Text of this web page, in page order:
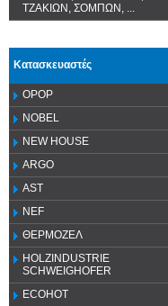
ΤΖΑΚΙΩΝ, ΣΟΜΠΩΝ, ...
Κατασκευαστές
OPOP
NOBEL
NEW HOUSE
ARGO
AST
NEF
ΘΕΡΜΟΖΕΛ
HOLZINDUSTRIE
SCHWEIGHOFER
ECOHOT